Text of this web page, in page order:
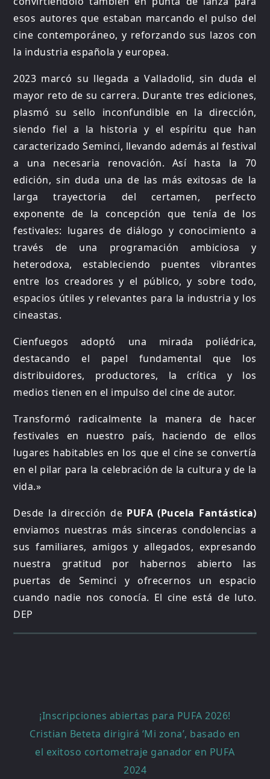
esos autores que estaban marcando el pulso del
cine contemporáneo, y reforzando sus lazos con
la industria española y europea.
2023 marcó su llegada a Valladolid, sin duda el
mayor reto de su carrera. Durante tres ediciones,
plasmó su sello inconfundible en la dirección,
siendo fiel a la historia y el espíritu que han
caracterizado Seminci, llevando además al festival
a una necesaria renovación. Así hasta la 70
edición, sin duda una de las más exitosas de la
larga trayectoria del certamen, perfecto
exponente de la concepción que tenía de los
festivales: lugares de diálogo y conocimiento a
través de una programación ambiciosa y
heterodoxa, estableciendo puentes vibrantes
entre los creadores y el público, y sobre todo,
espacios útiles y relevantes para la industria y los
cineastas.
Cienfuegos adoptó una mirada poliédrica,
destacando el papel fundamental que los
distribuidores, productores, la crítica y los
medios tienen en el impulso del cine de autor.
Transformó radicalmente la manera de hacer
festivales en nuestro país, haciendo de ellos
lugares habitables en los que el cine se convertía
en el pilar para la celebración de la cultura y de la
vida.»
Desde la dirección de PUFA (Pucela Fantástica)
enviamos nuestras más sinceras condolencias a
sus familiares, amigos y allegados, expresando
nuestra gratitud por habernos abierto las
puertas de Seminci y ofrecernos un espacio
cuando nadie nos conocía. El cine está de luto.
DEP
Navegación
de
entradas
¡Inscripciones abiertas para PUFA 2026!
Cristian Beteta dirigirá ‘Mi zona’, basado en
el exitoso cortometraje ganador en PUFA
2024